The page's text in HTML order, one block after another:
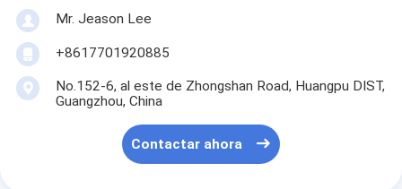
Mr. Jeason Lee
+8617701920885
No.152-6, al este de Zhongshan Road, Huangpu DIST,
Guangzhou, China
Contactar ahora